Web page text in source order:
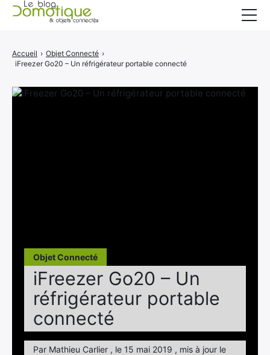
Objet Connecté
iFreezer Go20 – Un
réfrigérateur portable
connecté
Par Mathieu Carlier , le 15 mai 2019 , mis à jour le
Accueil › Objet Connecté ›
iFreezer Go20 – Un réfrigérateur portable connecté
Catégories
A propos